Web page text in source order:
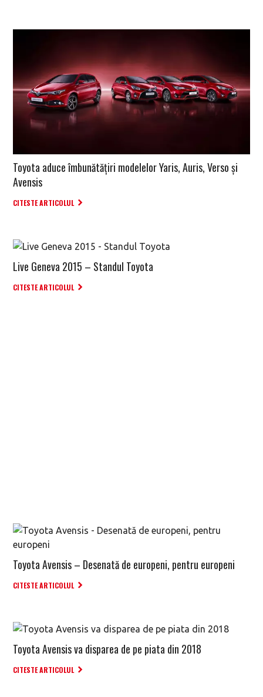
Toyota aduce îmbunătățiri modelelor Yaris, Auris, Verso și
Avensis
CITESTE ARTICOLUL
Live Geneva 2015 – Standul Toyota
CITESTE ARTICOLUL
Toyota Avensis – Desenată de europeni, pentru europeni
CITESTE ARTICOLUL
Toyota Avensis va disparea de pe piata din 2018
CITESTE ARTICOLUL